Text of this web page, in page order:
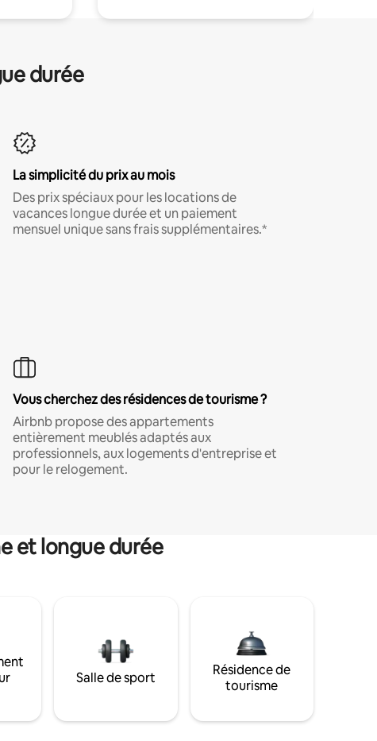
durée
La simplicité du prix au mois
Des prix spéciaux pour les locations de
vacances longue durée et un paiement
mensuel unique sans frais supplémentaires.*
Vous cherchez des résidences de tourisme ?
Airbnb propose des appartements
entièrement meublés adaptés aux
professionnels, aux logements d'entreprise et
pour le relogement.
et longue durée
Salle de sport
Résidence de
tourisme